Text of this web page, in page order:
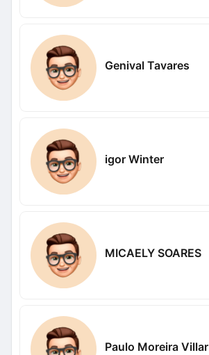
Genival Tavares
igor Winter
MICAELY SOARES
Paulo Moreira Villar